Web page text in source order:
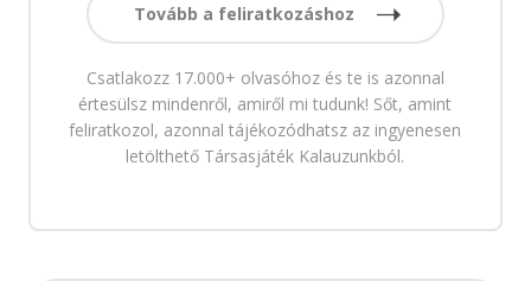
Tovább a feliratkozáshoz
Csatlakozz 17.000+ olvasóhoz és te is azonnal
értesülsz mindenről, amiről mi tudunk! Sőt, amint
feliratkozol, azonnal tájékozódhatsz az ingyenesen
letölthető Társasjáték Kalauzunkból.